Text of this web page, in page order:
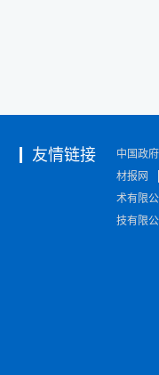
友情链接 中国政
材报网
术有限公
技有限公